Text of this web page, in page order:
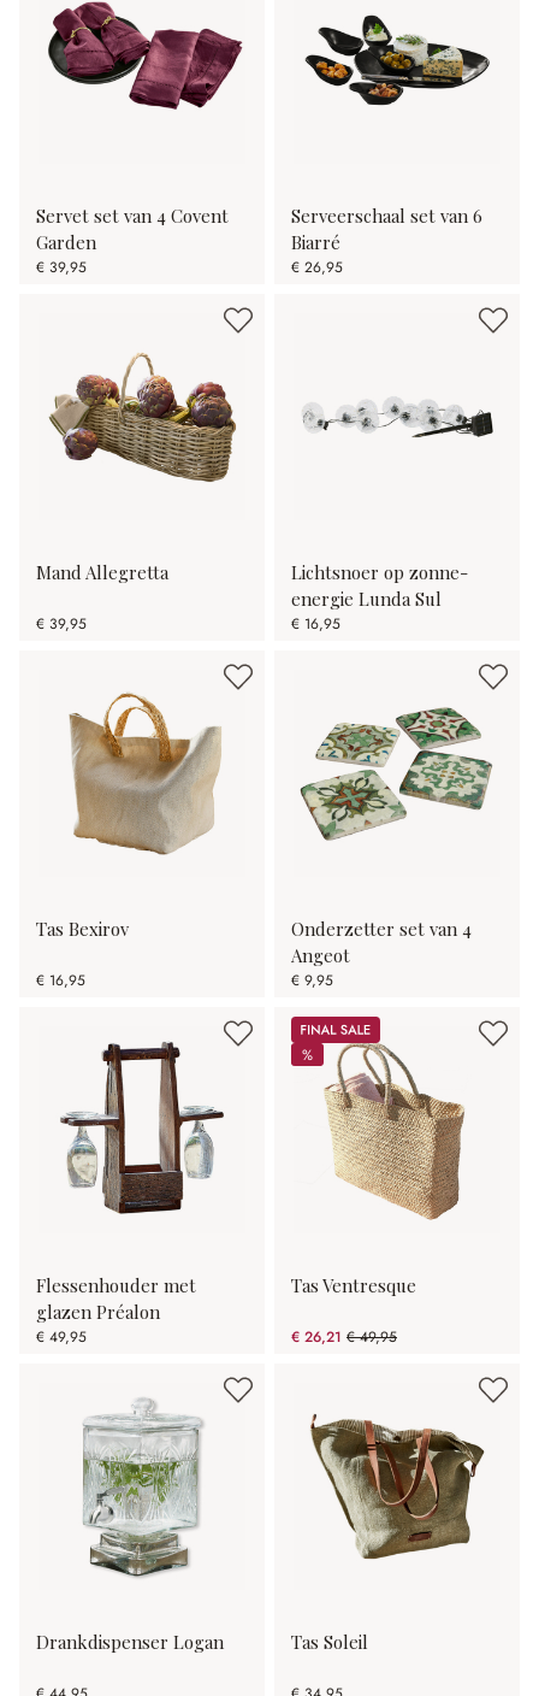
Servet set van 4 Covent
Garden
€ 39,95
Serveerschaal set van 6
Biarré
€ 26,95
Mand Allegretta
€ 39,95
Lichtsnoer op zonne-
energie Lunda Sul
€ 16,95
Tas Bexirov
€ 16,95
Onderzetter set van 4
Angeot
€ 9,95
Flessenhouder met
glazen Préalon
€ 49,95
Sale
%
%
Tas Ventresque
€ 26,21 € 49,95
(47.53% gespart)
Drankdispenser Logan Tas Soleil